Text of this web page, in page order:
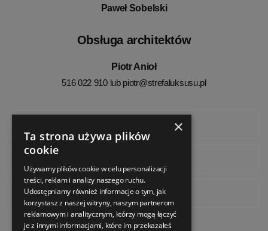
Paweł Sobelski
Obsługa architektów
Piotr Anioł
516 022 910 lub piotr@strefaluksusu.pl
Pinterest
×
Ta strona używa plików
cookie
Używamy plików cookie w celu personalizacji
treści, reklam i analizy naszego ruchu.
Udostępniamy również informacje o tym, jak
korzystasz z naszej witryny, naszym partnerom
reklamowym i analitycznym, którzy mogą łączyć
je z innymi informacjami, które im przekazałeś